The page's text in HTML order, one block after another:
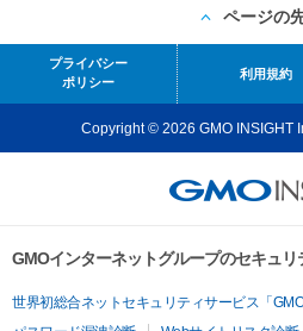
ページの
プライバシー
ポリシー
利用規約
Copyright © 2026 GMO INSIGHT
GMOインターネットグループのセキュリ
世界初総合ネットセキュリティサービス「